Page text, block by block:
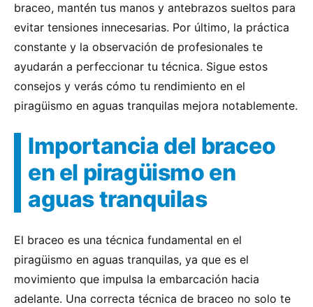
braceo, mantén tus manos y antebrazos sueltos para
evitar tensiones innecesarias. Por último, la práctica
constante y la observación de profesionales te
ayudarán a perfeccionar tu técnica. Sigue estos
consejos y verás cómo tu rendimiento en el
piragüismo en aguas tranquilas mejora notablemente.
Importancia del braceo
en el piragüismo en
aguas tranquilas
El braceo es una técnica fundamental en el
piragüismo en aguas tranquilas, ya que es el
movimiento que impulsa la embarcación hacia
adelante. Una correcta técnica de braceo no solo te